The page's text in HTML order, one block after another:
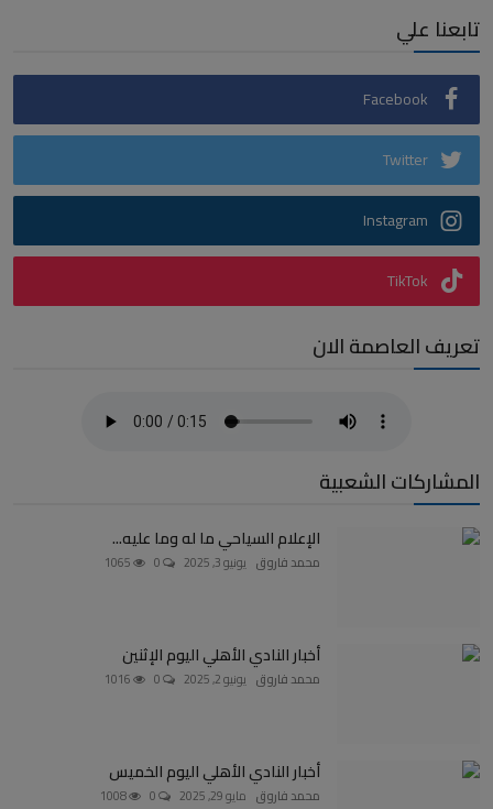
تابعنا علي
Facebook
Twitter
Instagram
TikTok
تعريف العاصمة الان
المشاركات الشعبية
الإعلام السياحي ما له وما عليه...
محمد فاروق يونيو 3, 2025
أخبار النادي الأهلي اليوم الإثنين
محمد فاروق يونيو 2, 2025
أخبار النادي الأهلي اليوم الخميس
محمد فاروق مايو 29, 2025